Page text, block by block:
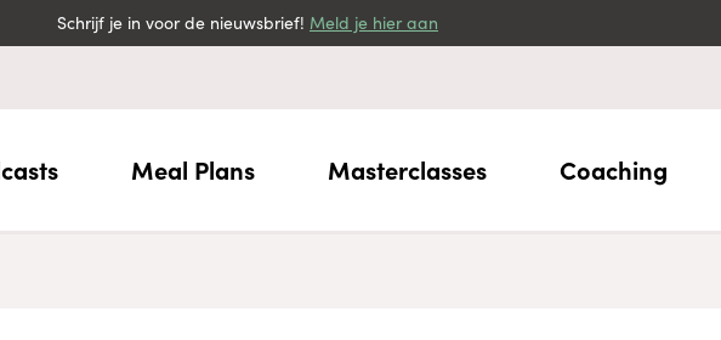
Schrijf je in voor de nieuwsbrief! Meld je hier aan
Meal Plans Masterclasses Coaching